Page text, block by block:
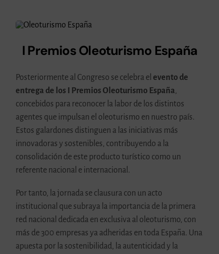
I Premios Oleoturismo España
Posteriormente al Congreso se celebra el evento de
entrega de los I Premios Oleoturismo España,
concebidos para reconocer la labor de los distintos
agentes que impulsan el oleoturismo en nuestro país.
Estos galardones distinguen a las iniciativas más
innovadoras y sostenibles, contribuyendo a la
consolidación de este producto turístico como un
referente nacional e internacional.
Por tanto, la jornada se clausura con un acto
institucional que subraya la importancia de la primera
red nacional dedicada en exclusiva al oleoturismo, con
más de 300 empresas ya adheridas en toda España. Una
apuesta por la sostenibilidad, la autenticidad y la